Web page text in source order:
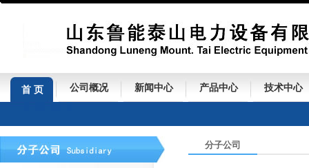
首 页 公司概况 新闻中心 产品中心 技术中心
分子公司